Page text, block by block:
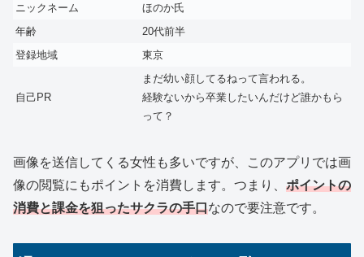
ニックネーム
ほのか氏
年齢
20代前半
登録地域
東京
自己PR
まだ幼い顔してるねって言われる。
経験ないから卒業したいんだけど誰かもら
って？
画像を送信してくる女性も多いですが、このアプリでは画
像の閲覧にもポイントを消費します。つまり、 ポイントの
消費と課金を狙ったサクラの手口なので要注意です。